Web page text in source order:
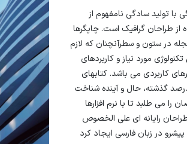
با تولید سادگی نامفهوم از
طراحان گرافیک است. چاپگرها
در ستون و سطرآنچنان که لازم
مورد نیاز و کاربردهای
کاربردی می باشد. کتابهای
گذشته، حال و آینده شناخت
می طلبد تا با نرم افزارها
رایانه ای علی الخصوص
در زبان فارسی ایجاد کرد